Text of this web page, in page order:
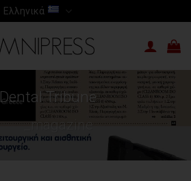
Ελληνικά
Dental Tribune
_magazine